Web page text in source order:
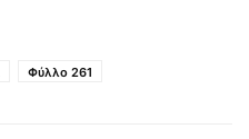
Φύλλο 261